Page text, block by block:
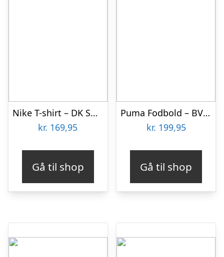
Nike T-shirt – DK Smoke Grey m. Fodbold
kr. 169,95
Gå til shop
Puma Fodbold – BVB CULTURE – Grøn
kr. 199,95
Gå til shop